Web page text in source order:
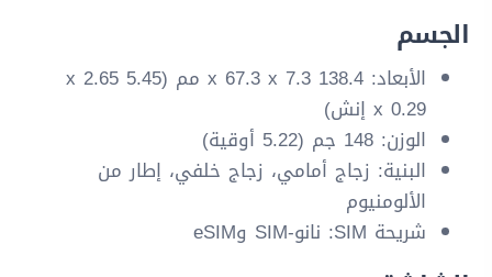
الجسم
الأبعاد: 138.4 x 67.3 x 7.3 مم (5.45 x 2.65
x 0.29 إنش)
الوزن: 148 جم (5.22 أوقية)
البنية: زجاج أمامي، زجاج خلفي، إطار من
الألومنيوم
شريحة SIM: نانو-SIM وeSIM